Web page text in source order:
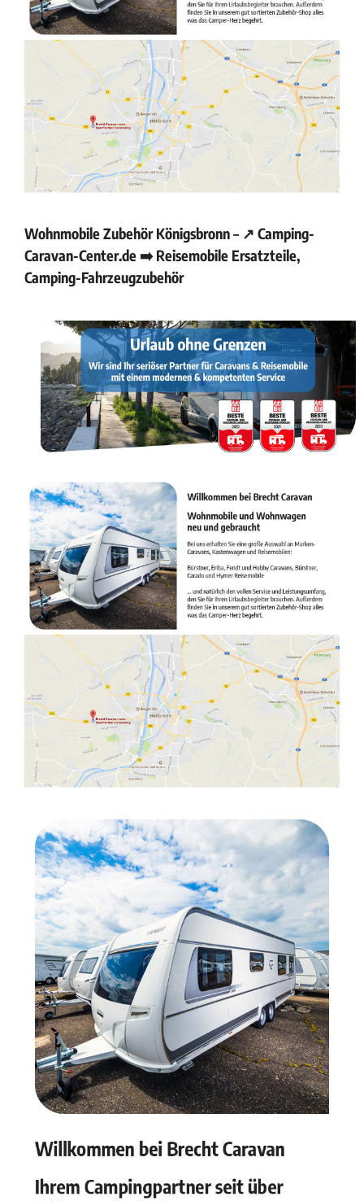
Wohnmobile Zubehör Königsbronn – ↗️ Camping-
Caravan-Center.de ➡️ Reisemobile Ersatzteile,
Camping-Fahrzeugzubehör